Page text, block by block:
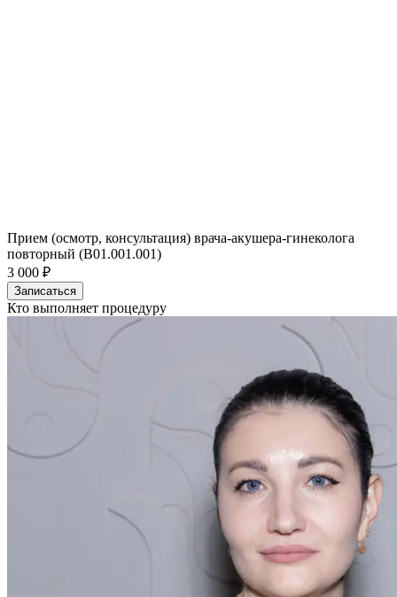
Прием (осмотр, консультация) врача-акушера-гинеколога
повторный (B01.001.001)
3 000 ₽
Записаться
Кто выполняет процедуру